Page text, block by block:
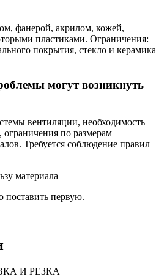
фанерой, акрилом, кожей,
пластиками. Ограничения:
покрытия, стекло и керамика
могут возникнуть
вентиляции, необходимость
ограничения по размерам
Требуется соблюдение правил
материала
первую.
И РЕЗКА